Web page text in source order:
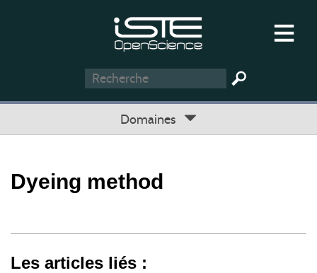
Domaines
Dyeing method
Les articles liés :